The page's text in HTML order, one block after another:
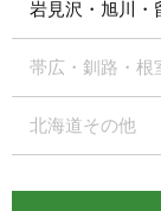
岩見沢・旭川・
帯広・釧路・根
北海道その他